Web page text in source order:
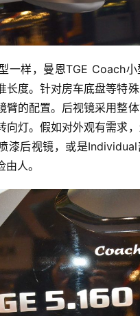
一样，曼恩TGE Coach
长度。针对房车底盘等特
臂的配置。后视镜采用整
向灯。假如对外观有需求
漆后视镜，或是
人。